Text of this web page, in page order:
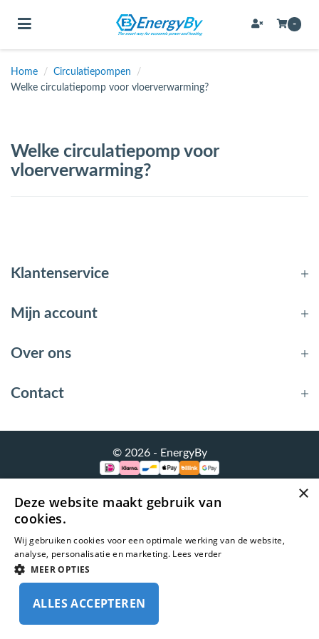
(Bevestigingsmateriaal / schroeven)
(Buizen & leidingen)
(Expansievaten)
(Hemelwaterafvoer & riolering)
(Circulatiepompen, pompgroepen & verdelers)
(Verwarming, kachels & ketels)
(Warmtepompen en warmtepompboilers)
Toggle navigation -
Home / Circulatiepompen
/
Welke circulatiepomp voor vloerverwarming?
Welke circulatiepomp voor
vloerverwarming?
Klantenservice
Mijn account
Over ons
Contact
© 2026 - EnergyBy
×
Deze website maakt gebruik van
cookies.
Wij gebruiken cookies voor een optimale werking van de website,
analyse, personalisatie en marketing. Lees verder
MEER OPTIES
ALLES ACCEPTEREN